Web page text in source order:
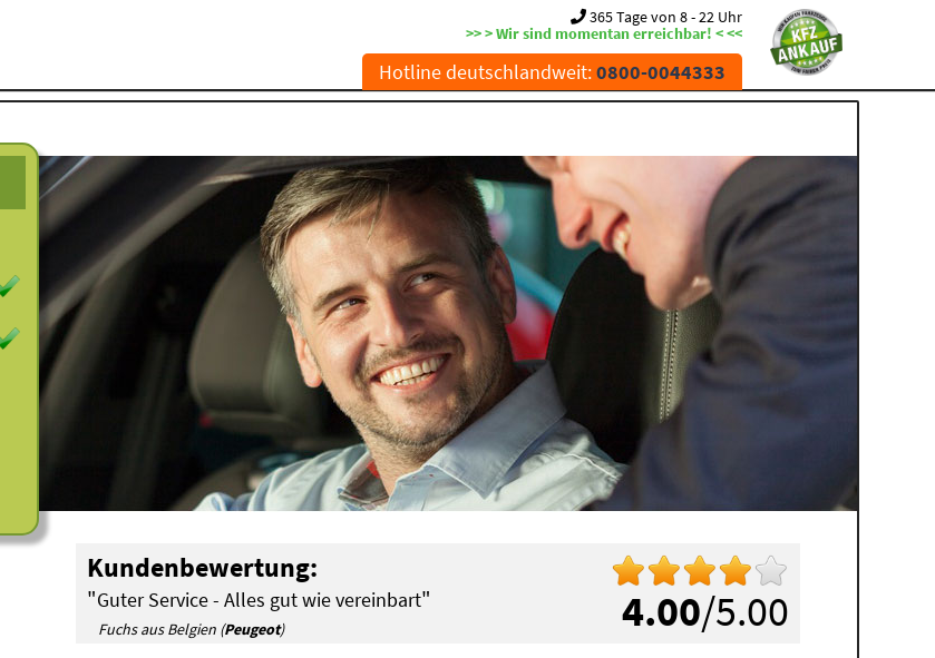
365 Tage von 8 - 22 Uhr
>> > Wir sind momentan erreichbar! < <<
Hotline deutschlandweit:0800-0044333
4.00/5.00
Kundenbewertung:
"Guter Service - Alles gut wie vereinbart"
Fuchs aus Belgien (Peugeot)